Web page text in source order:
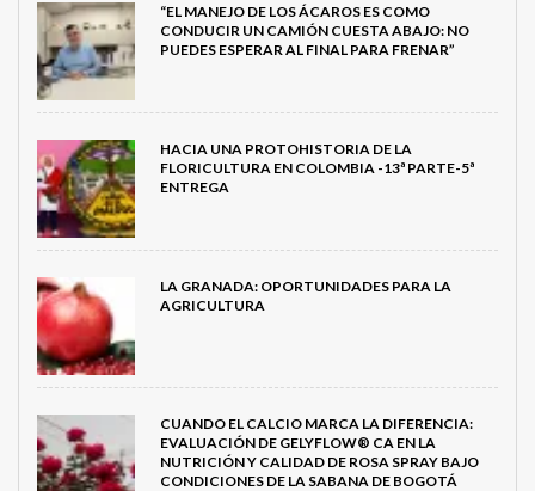
“EL MANEJO DE LOS ÁCAROS ES COMO
CONDUCIR UN CAMIÓN CUESTA ABAJO: NO
PUEDES ESPERAR AL FINAL PARA FRENAR”
HACIA UNA PROTOHISTORIA DE LA
FLORICULTURA EN COLOMBIA -13ª PARTE-5ª
ENTREGA
LA GRANADA: OPORTUNIDADES PARA LA
AGRICULTURA
CUANDO EL CALCIO MARCA LA DIFERENCIA:
EVALUACIÓN DE GELYFLOW® CA EN LA
NUTRICIÓN Y CALIDAD DE ROSA SPRAY BAJO
CONDICIONES DE LA SABANA DE BOGOTÁ